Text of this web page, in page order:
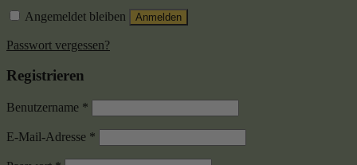
Angemeldet bleiben Anmelden
Passwort vergessen?
Registrieren
Benutzername *
E-Mail-Adresse *